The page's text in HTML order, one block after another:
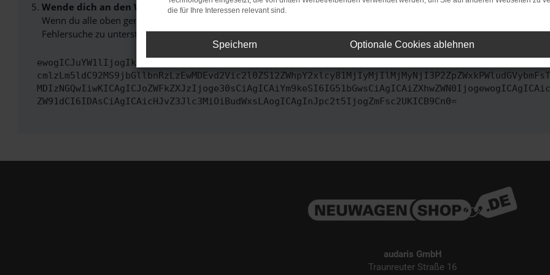
Wende dich an den Webseitenbetreiber.
Wenn du alle oben genannten Schritte versucht hast, kontaktiere uns bitte. Wir werden versuchen, das Problem zu
Fehlersuche zu unterstützen:
ZW91dCI6IDAsCiAgICAicHJvZ3Jlc3MiOiBudWxsLAogICAgInJpc2t5IjogZmFsc2UKICB9Cn0=
audaris GmbH
Traunreuter Straße 16
die für Ihre Interessen relevant sind.
Speichern Optionale Cookies ablehnen